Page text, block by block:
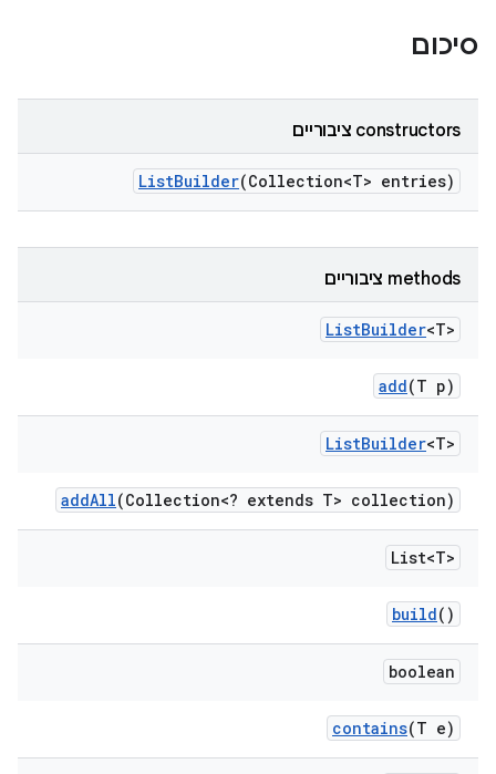
סיכום
‫constructors ציבוריים
ListBuilder(Collection<T> entries)
‫methods ציבוריים
ListBuilder<T>
add(T p)
ListBuilder<T>
addAll(Collection<? extends T> collection)
List<T>
build()
boolean
contains(T e)